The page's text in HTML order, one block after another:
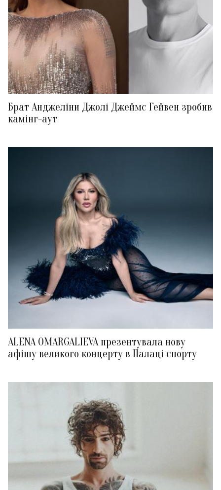
Брат Анджеліни Джолі Джеймс Гейвен зробив
камінг-аут
ALENA OMARGALIEVA презентувала нову
афішу великого концерту в Палаці спорту